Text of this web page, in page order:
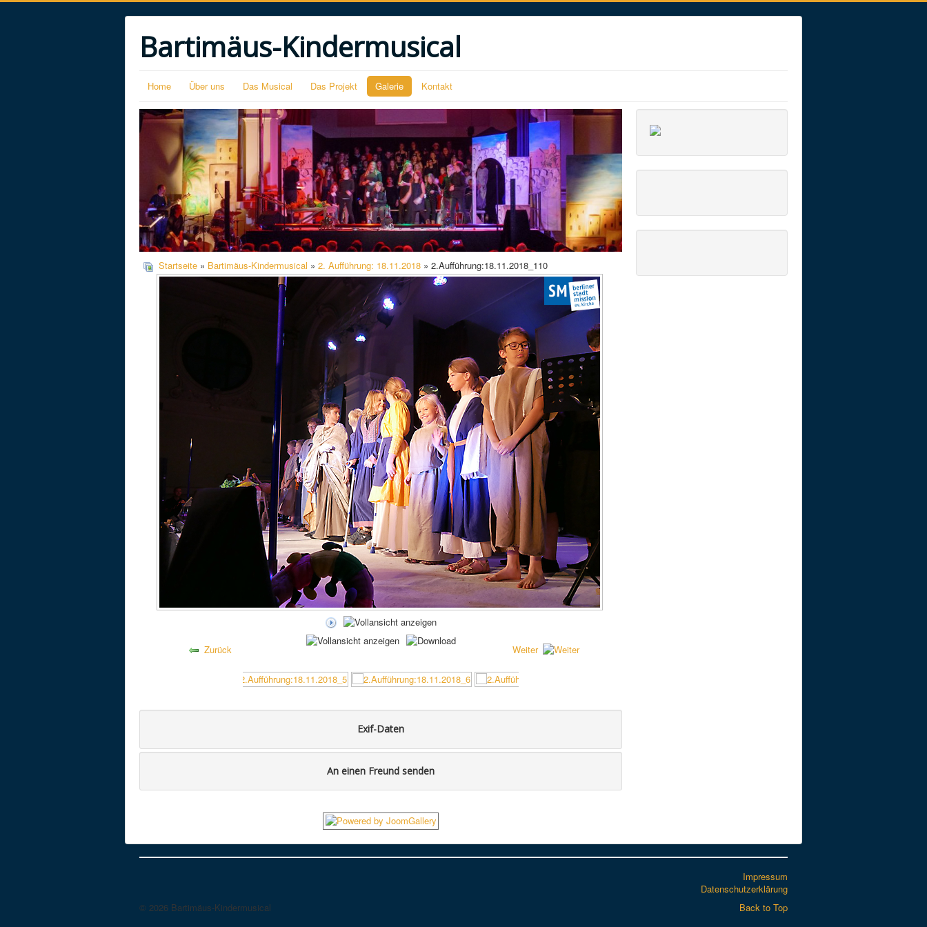
Bartimäus-Kindermusical
Home Über uns Das Musical Das Projekt Galerie Kontakt
Startseite » Bartimäus-Kindermusical » 2. Aufführung: 18.11.2018 » 2.Aufführung:18.11.2018_110
Zurück Weiter
Exif-Daten
An einen Freund senden
Impressum
Datenschutzerklärung
Back to Top
© 2026 Bartimäus-Kindermusical